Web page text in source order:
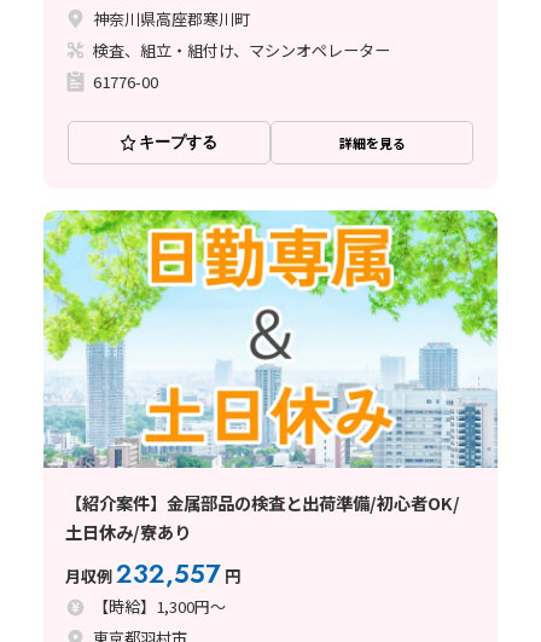
神奈川県高座郡寒川町
検査、組立・組付け、マシンオペレーター
61776-00
キープする 詳細を見る
【紹介案件】金属部品の検査と出荷準備/初心者OK/
土日休み/寮あり
月収例232,557 円
【時給】1,300円～